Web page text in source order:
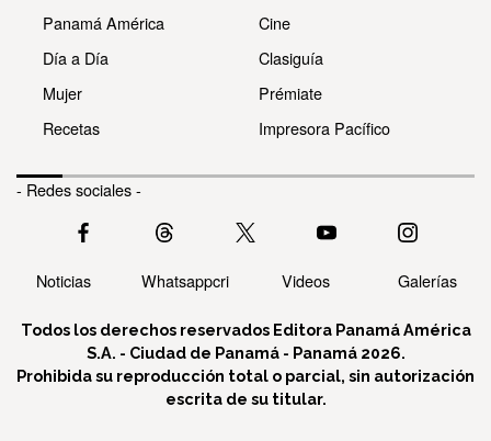
Panamá América
Día a Día
Mujer
Recetas
Cine
Clasiguía
Prémiate
Impresora Pacífico
- Redes sociales -
Noticias Whatsappcri Videos Galerías
Todos los derechos reservados Editora Panamá América
S.A. - Ciudad de Panamá - Panamá 2026.
Prohibida su reproducción total o parcial, sin autorización
escrita de su titular.